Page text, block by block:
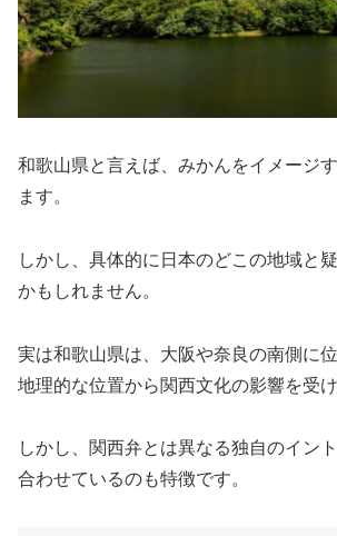
和歌山県と言えば、みかんをイメージ
ます。
しかし、具体的に日本のどこの地域と
かもしれません。
実は和歌山県は、大阪や奈良の南側に
地理的な位置から関西文化の影響を受け
しかし、関西弁とは異なる独自のイン
合わせているのも特徴です。